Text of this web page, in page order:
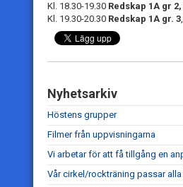
Kl. 18.30-19.30 Redskap 1A gr 2,
Kl. 19.30-20.30 Redskap 1A gr. 3
Nyhetsarkiv
Höstens grupper
Filmer från uppvisningarna
Vi arbetar för att få tillgång en
Vår cirkel/rockträning passar alla